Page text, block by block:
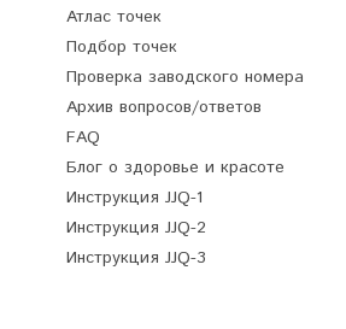
Атлас точек
Подбор точек
Проверка заводского номера
Архив вопросов/ответов
FAQ
Блог о здоровье и красоте
Инструкция JJQ-1
Инструкция JJQ-2
Инструкция JJQ-3